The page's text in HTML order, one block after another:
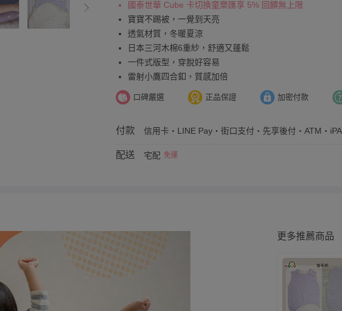
國泰世華 Cube 卡切換童樂匯享 5% 回饋無上限
寶寶不踢被，一覺到天亮
透氣材質，冬暖夏涼
日本三河木棉6重紗，舒適又蓬鬆
一件式版型，穿脫好容易
雷射小鷹四合釦，質感加倍
口碑嚴選 正品保證 加密付款
付款 信用卡・LINE Pay・街口支付・先享後付・ATM・
配送 宅配 免運
更多推薦商品